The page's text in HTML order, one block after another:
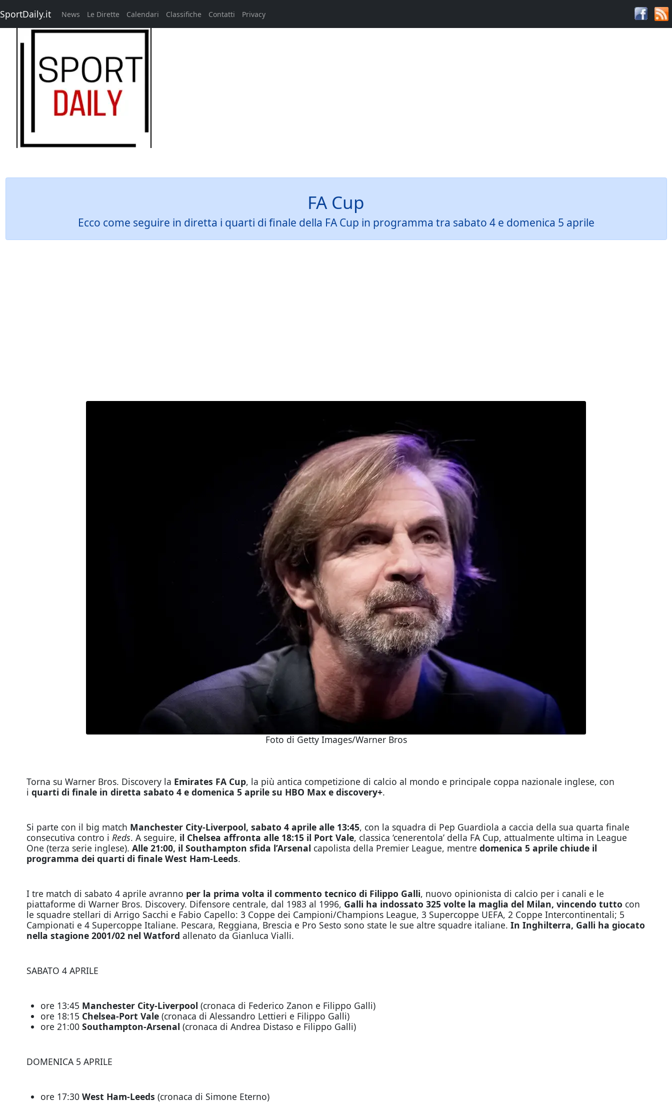
SportDaily.it News Le Dirette Calendari Classifiche Contatti Privacy
FA Cup
Ecco come seguire in diretta i quarti di finale della FA Cup in programma tra sabato 4 e domenica 5 aprile
Foto di Getty Images/Warner Bros
Torna su Warner Bros. Discovery la Emirates FA Cup, la più antica competizione di calcio al mondo e principale coppa nazionale inglese, con
i quarti di finale in diretta sabato 4 e domenica 5 aprile su HBO Max e discovery+.
Si parte con il big match Manchester City-Liverpool, sabato 4 aprile alle 13:45, con la squadra di Pep Guardiola a caccia della sua quarta finale
consecutiva contro i Reds. A seguire, il Chelsea affronta alle 18:15 il Port Vale, classica ‘cenerentola’ della FA Cup, attualmente ultima in League
One (terza serie inglese). Alle 21:00, il Southampton sfida l’Arsenal capolista della Premier League, mentre domenica 5 aprile chiude il
programma dei quarti di finale West Ham-Leeds.
I tre match di sabato 4 aprile avranno per la prima volta il commento tecnico di Filippo Galli, nuovo opinionista di calcio per i canali e le
piattaforme di Warner Bros. Discovery. Difensore centrale, dal 1983 al 1996, Galli ha indossato 325 volte la maglia del Milan, vincendo tutto con
le squadre stellari di Arrigo Sacchi e Fabio Capello: 3 Coppe dei Campioni/Champions League, 3 Supercoppe UEFA, 2 Coppe Intercontinentali; 5
Campionati e 4 Supercoppe Italiane. Pescara, Reggiana, Brescia e Pro Sesto sono state le sue altre squadre italiane. In Inghilterra, Galli ha giocato
nella stagione 2001/02 nel Watford allenato da Gianluca Vialli.
SABATO 4 APRILE
ore 13:45 Manchester City-Liverpool (cronaca di Federico Zanon e Filippo Galli)
ore 18:15 Chelsea-Port Vale (cronaca di Alessandro Lettieri e Filippo Galli)
ore 21:00Southampton-Arsenal (cronaca di Andrea Distaso e Filippo Galli)
DOMENICA 5 APRILE
ore 17:30 West Ham-Leeds (cronaca di Simone Eterno)